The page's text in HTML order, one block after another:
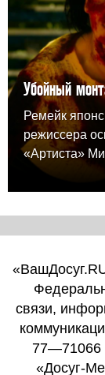
Убойный
Ремейк
режиссера
«Артиста»
связи,
77—71066
«Досуг-